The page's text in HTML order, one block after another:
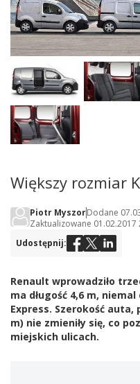
Większy rozmiar
Piotr MyszorDodane
Zaktualizowane 01.02.2017
Udostępnij:
Renault wprowadziło
ma długość 4,6 m,
Express. Szerokość
m) nie zmieniły się, co
miejskich ulicach.